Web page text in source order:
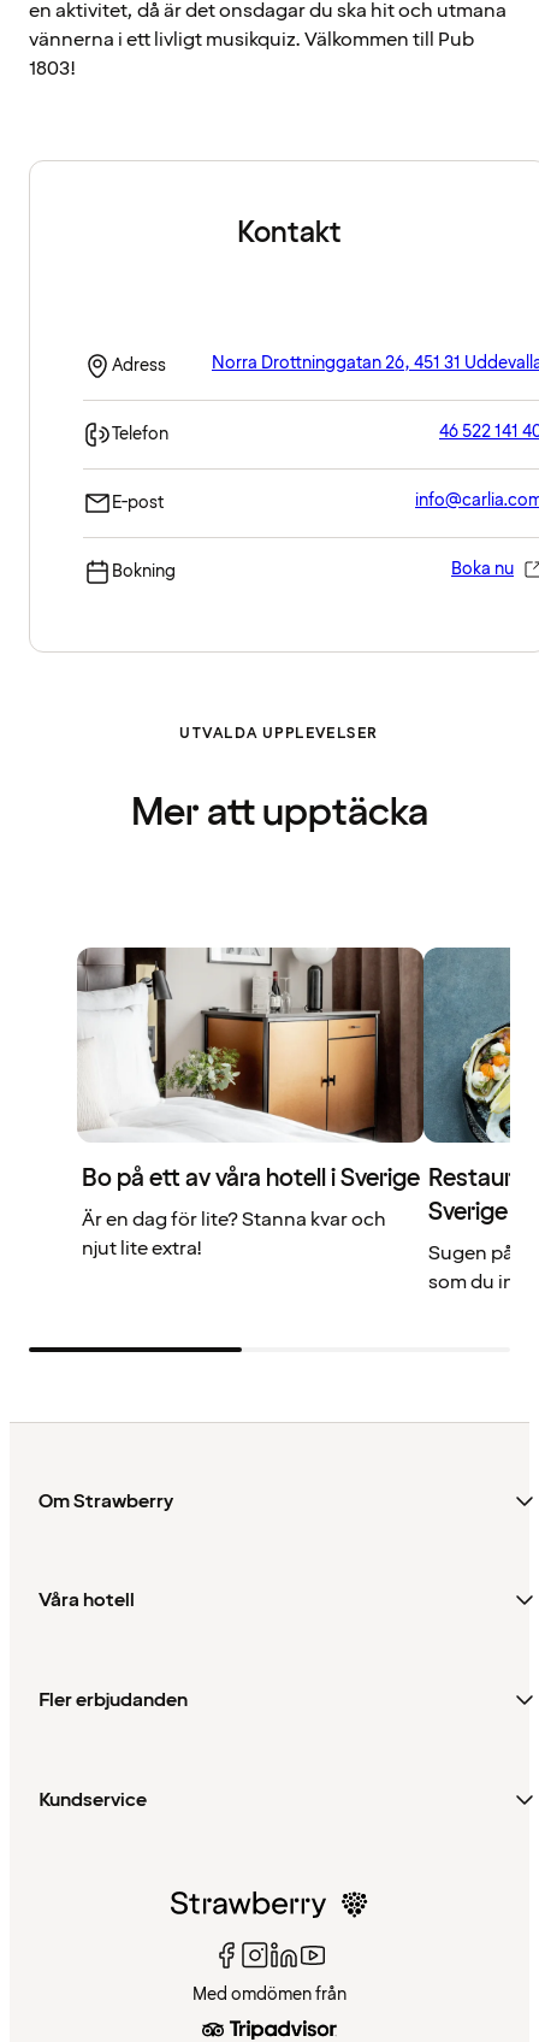
en aktivitet, då är det onsdagar du ska hit och utmana
vännerna i ett livligt musikquiz. Välkommen till Pub
1803!
Kontakt
Adress Norra Drottninggatan 26, 451 31
Telefon 46 522 141
E-post
Bokning Boka nu
UTVALDA UPPLEVELSER
Mer att upptäcka
Bo på ett av våra hotell i Sverige
Är en dag för lite? Stanna kvar och
njut lite extra!
Sverige
Sugen på
som du inte
Om Strawberry
Våra hotell
Fler erbjudanden
Kundservice
Med omdömen från